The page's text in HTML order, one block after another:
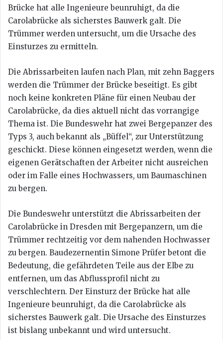
Brücke hat alle Ingenieure beunruhigt, da die
Carolabrücke als sicherstes Bauwerk galt. Die
Trümmer werden untersucht, um die Ursache des
Einsturzes zu ermitteln.
Die Abrissarbeiten laufen nach Plan, mit zehn Baggers
werden die Trümmer der Brücke beseitigt. Es gibt
noch keine konkreten Pläne für einen Neubau der
Carolabrücke, da dies aktuell nicht das vorrangige
Thema ist. Die Bundeswehr hat zwei Bergepanzer des
Typs 3, auch bekannt als „Büffel“, zur Unterstützung
geschickt. Diese können eingesetzt werden, wenn die
eigenen Gerätschaften der Arbeiter nicht ausreichen
oder im Falle eines Hochwassers, um Baumaschinen
zu bergen.
Die Bundeswehr unterstützt die Abrissarbeiten der
Carolabrücke in Dresden mit Bergepanzern, um die
Trümmer rechtzeitig vor dem nahenden Hochwasser
zu bergen. Baudezernentin Simone Prüfer betont die
Bedeutung, die gefährdeten Teile aus der Elbe zu
entfernen, um das Abflussprofil nicht zu
verschlechtern. Der Einsturz der Brücke hat alle
Ingenieure beunruhigt, da die Carolabrücke als
sicherstes Bauwerk galt. Die Ursache des Einsturzes
ist bislang unbekannt und wird untersucht.